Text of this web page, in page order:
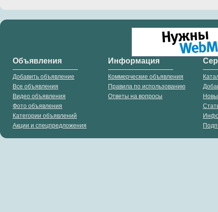
Объявления
Добавить объявление
Все объявления
Видео объявления
Фото объявления
Категории объявлений
Акции и спецпредложения
Информация
Коммерческие объявления
Правила по использованию
Ответы на вопросы